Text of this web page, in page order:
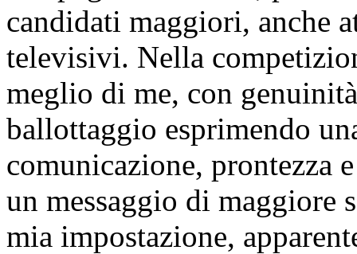
candidati maggiori, anche
televisivi. Nella
meglio di me, con
ballottaggio esprimendo
comunicazione, prontezza
un messaggio di maggiore
mia impostazione,